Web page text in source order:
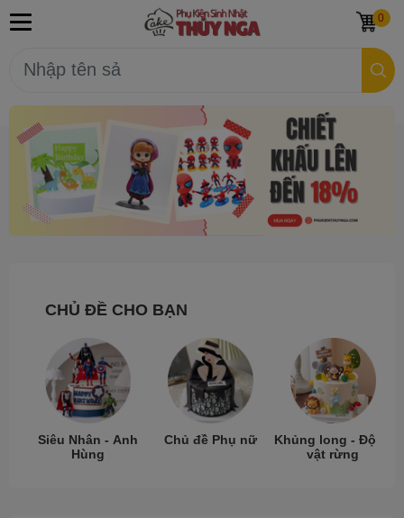
0
CHỦ ĐỀ CHO BẠN
Siêu Nhân - Anh
Hùng
Chủ đề Phụ nữ
Khủng long - Động
vật rừng